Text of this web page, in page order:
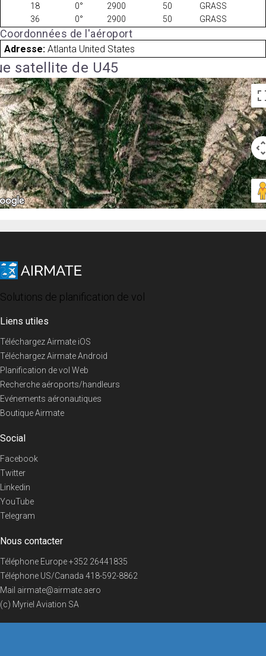
18 0° 2900 50
GRASS
36
0° 2900 50 GRASS
Coordonnées de l'aéroport
Adresse: Atlanta United States
satellite de U45
Solutions de planification de vol
Liens utiles
Téléchargez Airmate iOS
Téléchargez Airmate Android
Planification de vol Web
Recherche aéroports/handleurs
Evénements aéronautiques
Boutique Airmate
Social
Facebook
Twitter
Linkedin
YouTube
Telegram
Nous contacter
Téléphone Europe+352 26441835
Téléphone US/Canada 418-592-8862
Mail airmate@airmate.aero
(c) Myriel Aviation SA